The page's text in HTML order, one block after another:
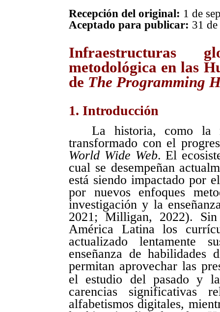
Recepción del original: 1 de
Aceptado para publicar: 31
Infraestructuras
metodológica en las
de The Programming
1. Introducción
La historia, como la
transformado con el
World Wide Web. El
cual se desempeñan
está siendo impactado por
por nuevos enfoques
investigación y la
2021; Milligan, 2022).
América Latina los
actualizado lentamente
enseñanza de habilidades
permitan aprovechar las
el estudio del pasado y
carencias significativas
alfabetismos digitales,